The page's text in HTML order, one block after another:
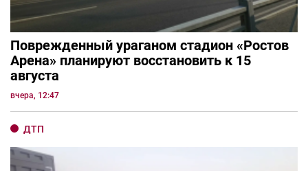
Поврежденный ураганом стадион «Ростов
Арена» планируют восстановить к 15
августа
вчера, 12:47
ДТП